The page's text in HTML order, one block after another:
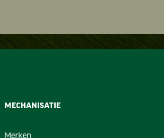
MECHANISATIE
Merken